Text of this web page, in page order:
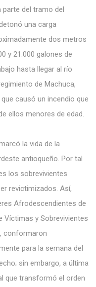
parte del tramo del
una carga
dos metros
y 21.000 galones de
hasta llegar al río
de Machuca,
causó un incendio que
ellos menores de edad.
la vida de la
antioqueño. Por tal
los sobrevivientes
revictimizados. Así,
Afrodescendientes de
Víctimas y Sobrevivientes
conformaron
para la semana del
sin embargo, a última
que transformó el orden